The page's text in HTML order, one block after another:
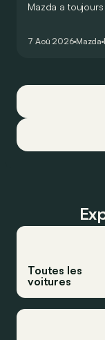
Mazda a
de la plus belle
7 Aoû 2026 Mazda
Toutes les
voitures